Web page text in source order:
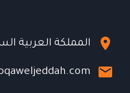
المملكة العربية